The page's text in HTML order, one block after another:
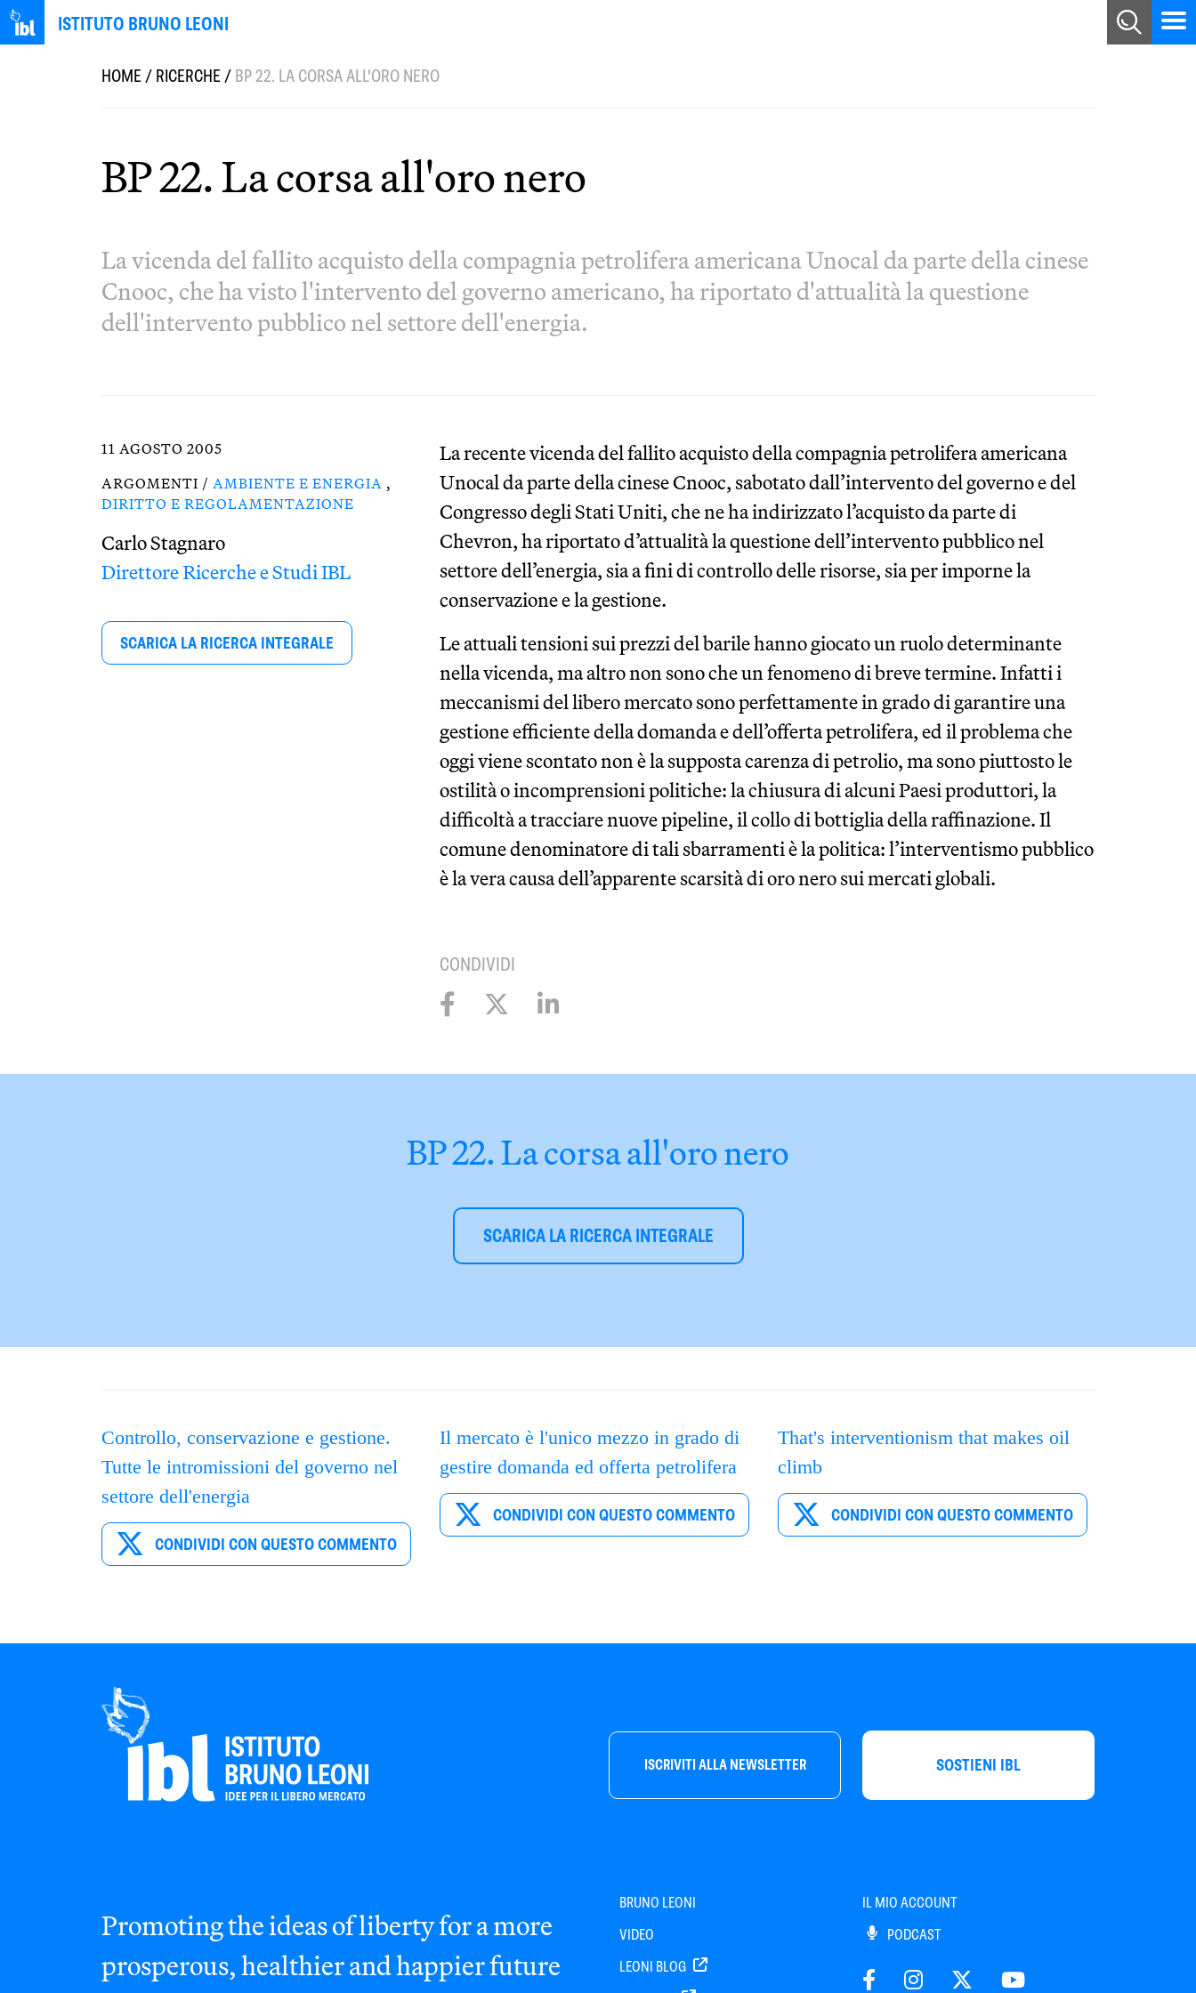
ISTITUTO BRUNO LEONI
HOME/RICERCHE/BP 22. LA CORSA ALL'ORO NERO
BP 22. La corsa all'oro nero
La vicenda del fallito acquisto della compagnia petrolifera americana Unocal da parte della cinese
Cnooc, che ha visto l'intervento del governo americano, ha riportato d'attualità la questione
dell'intervento pubblico nel settore dell'energia.
11 AGOSTO 2005
ARGOMENTI / AMBIENTE E ENERGIA ,
DIRITTO E REGOLAMENTAZIONE
Carlo Stagnaro
Direttore Ricerche e Studi IBL
SCARICA LA RICERCA INTEGRALE
La recente vicenda del fallito acquisto della compagnia petrolifera americana
Unocal da parte della cinese Cnooc, sabotato dall’intervento del governo e del
Congresso degli Stati Uniti, che ne ha indirizzato l’acquisto da parte di
Chevron, ha riportato d’attualità la questione dell’intervento pubblico nel
settore dell’energia, sia a fini di controllo delle risorse, sia per imporne la
conservazione e la gestione.
Le attuali tensioni sui prezzi del barile hanno giocato un ruolo determinante
nella vicenda, ma altro non sono che un fenomeno di breve termine. Infatti i
meccanismi del libero mercato sono perfettamente in grado di garantire una
gestione efficiente della domanda e dell’offerta petrolifera, ed il problema che
oggi viene scontato non è la supposta carenza di petrolio, ma sono piuttosto le
ostilità o incomprensioni politiche: la chiusura di alcuni Paesi produttori, la
difficoltà a tracciare nuove pipeline, il collo di bottiglia della raffinazione. Il
comune denominatore di tali sbarramenti è la politica: l’interventismo pubblico
è la vera causa dell’apparente scarsità di oro nero sui mercati globali.
CONDIVIDI
BP 22. La corsa all'oro nero
SCARICA LA RICERCA INTEGRALE
Controllo, conservazione e gestione.
Tutte le intromissioni del governo nel
settore dell'energia
CONDIVIDI CON QUESTO COMMENTO
Il mercato è l'unico mezzo in grado di
gestire domanda ed offerta petrolifera
CONDIVIDI CON QUESTO COMMENTO
That's interventionism that makes oil
climb
CONDIVIDI CON QUESTO COMMENTO
ISCRIVITI ALLA NEWSLETTER SOSTIENI IBL
Promoting the ideas of liberty for a more
prosperous, healthier and happier future
BRUNO LEONI
VIDEO
LEONI BLOG
IL MIO ACCOUNT
PODCAST